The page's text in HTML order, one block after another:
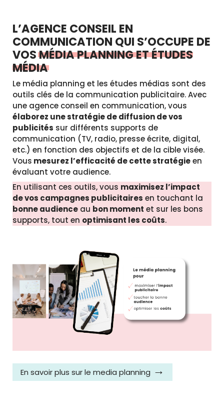
L’AGENCE CONSEIL EN
COMMUNICATION QUI S’OCCUPE DE
VOSMÉDIA PLANNING ET ÉTUDES
MÉDIA
Le média planning et les études médias sont des
outils clés de la communication publicitaire. Avec
une agence conseil en communication, vous
élaborez une stratégie de diffusion de vos
publicités sur différents supports de
communication (TV, radio, presse écrite, digital,
etc.) en fonction des objectifs et de la cible visée.
Vous mesurez l’efficacité de cette stratégieen
évaluant votre audience.
En utilisant ces outils, vous maximisez l’impact
de vos campagnes publicitaires en touchant la
bonne audience au bon moment et sur les bons
supports, tout en optimisant les coûts.
En savoir plus sur le media planning